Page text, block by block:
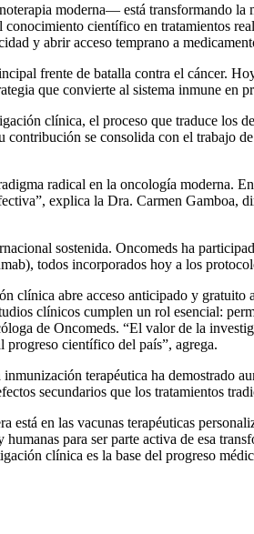
moderna— está transformando la
científico en tratamientos
y abrir acceso temprano a
frente de batalla contra el cáncer.
que convierte al sistema inmune en
clínica, el proceso que traduce los
se consolida con el trabajo
radical en la oncología moderna.
explica la Dra. Carmen
sostenida. Oncomeds ha
todos incorporados hoy a los
clínica abre acceso anticipado y
clínicos cumplen un rol esencial:
de Oncomeds. “El valor de la
científico del país”, agrega.
terapéutica ha demostrado
secundarios que los tratamientos
está en las vacunas terapéuticas
para ser parte activa de esa
clínica es la base del progreso